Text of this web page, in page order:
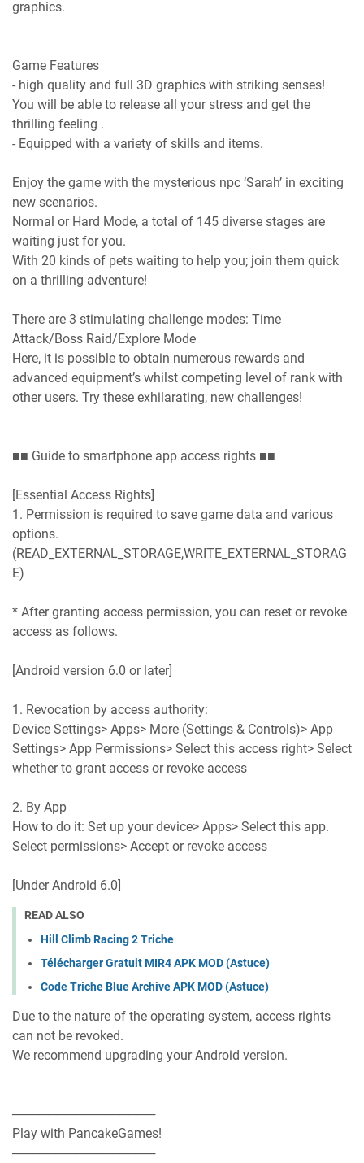
graphics.
Game Features
- high quality and full 3D graphics with striking senses!
You will be able to release all your stress and get the
thrilling feeling .
- Equipped with a variety of skills and items.
Enjoy the game with the mysterious npc ‘Sarah’ in exciting
new scenarios.
Normal or Hard Mode, a total of 145 diverse stages are
waiting just for you.
With 20 kinds of pets waiting to help you; join them quick
on a thrilling adventure!
There are 3 stimulating challenge modes: Time
Attack/Boss Raid/Explore Mode
Here, it is possible to obtain numerous rewards and
advanced equipment’s whilst competing level of rank with
other users. Try these exhilarating, new challenges!
■■ Guide to smartphone app access rights ■■
[Essential Access Rights]
1. Permission is required to save game data and various
options.
(READ_EXTERNAL_STORAGE,WRITE_EXTERNAL_STORAG
E)
* After granting access permission, you can reset or revoke
access as follows.
[Android version 6.0 or later]
1. Revocation by access authority:
Device Settings> Apps> More (Settings & Controls)> App
Settings> App Permissions> Select this access right> Select
whether to grant access or revoke access
2. By App
How to do it: Set up your device> Apps> Select this app.
Select permissions> Accept or revoke access
[Under Android 6.0]
READ ALSO
Hill Climb Racing 2 Triche
Télécharger Gratuit MIR4 APK MOD (Astuce)
Code Triche Blue Archive APK MOD (Astuce)
Due to the nature of the operating system, access rights
can not be revoked.
We recommend upgrading your Android version.
────────────────
Play with PancakeGames!
────────────────